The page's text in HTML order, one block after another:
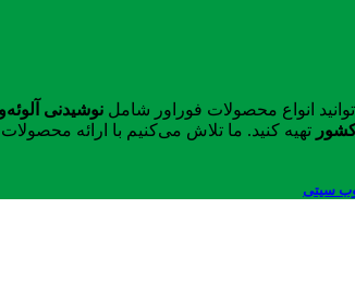
انواع محصولات فوراور شامل نوشیدنی
تهیه کنید. ما تلاش می‌کنیم با ارائه
سیتی